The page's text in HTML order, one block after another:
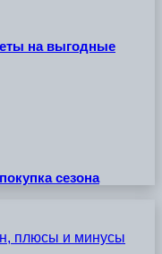
на выгодные
сезона
плюсы и минусы